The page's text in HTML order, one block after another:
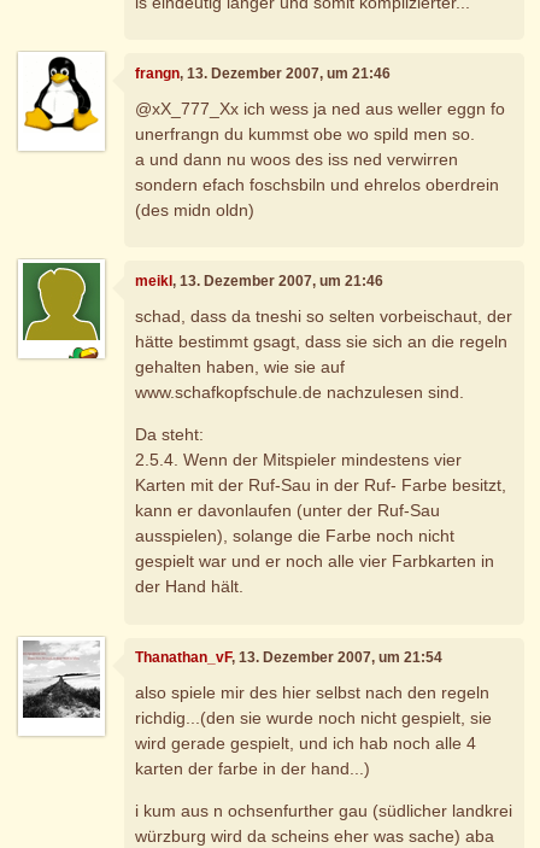
frangn, 13. Dezember 2007, um 21:46
@xX_777_Xx ich wess ja ned aus weller eggn fo
unerfrangn du kummst obe wo spild men so.
a und dann nu woos des iss ned verwirren
sondern efach foschsbiln und ehrelos oberdrein
(des midn oldn)
meikl, 13. Dezember 2007, um 21:46
schad, dass da tneshi so selten vorbeischaut, der
hätte bestimmt gsagt, dass sie sich an die regeln
gehalten haben, wie sie auf
www.schafkopfschule.de nachzulesen sind.
Da steht:
2.5.4. Wenn der Mitspieler mindestens vier
Karten mit der Ruf-Sau in der Ruf- Farbe besitzt,
kann er davonlaufen (unter der Ruf-Sau
ausspielen), solange die Farbe noch nicht
gespielt war und er noch alle vier Farbkarten in
der Hand hält.
Thanathan_vF, 13. Dezember 2007, um 21:54
also spiele mir des hier selbst nach den regeln
richdig...(den sie wurde noch nicht gespielt, sie
wird gerade gespielt, und ich hab noch alle 4
karten der farbe in der hand...)
i kum aus n ochsenfurther gau (südlicher landkrei
würzburg wird da scheins eher was sache) aba